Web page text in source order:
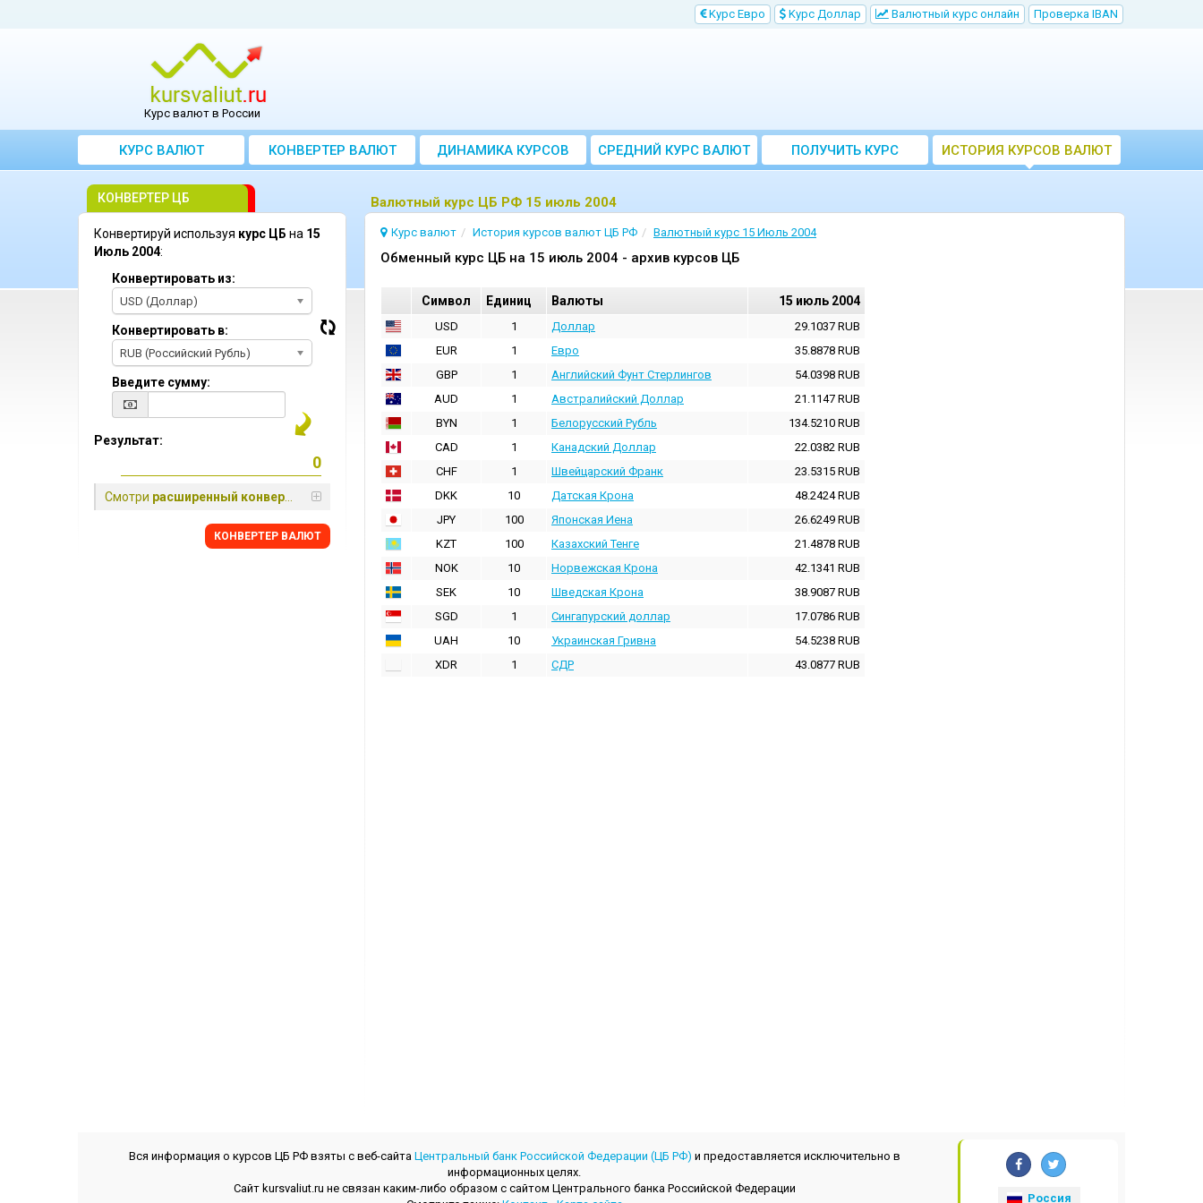
Kурс Евро Kурс Доллар Bалютный курс онлайн Проверка IBAN
Курс валют в России
КУРС ВАЛЮТ КОНВЕРТЕР ВАЛЮТ ДИНАМИКА КУРСОВ
CРЕДНИЙ КУРС ВАЛЮТ
ЗА МЕСЯЦ
ПОЛУЧИТЬ КУРС
ВАЛЮТ ЦБ
ИСТОРИЯ КУРСОВ ВАЛЮТ
ЦБ РФ
Bалютный курс ЦБ РФ 15 июль 2004
Курс валют История курсов валют ЦБ РФ Валютный курс 15 Июль 2004
Oбменный курс ЦБ на 15 июль 2004 - архив курсов ЦБ
Cимвол Единиц Валюты 15 июль 2004
USD 1 Доллар 29.1037 RUB
EUR
1 Евро 35.8878 RUB
GBP
1 Английский Фунт Стерлингов 54.0398 RUB
AUD
1 Австралийский Доллар 21.1147 RUB
BYN
1 Белорусский Рубль 134.5210 RUB
CAD
1 Канадский Доллар 22.0382 RUB
CHF
1 Швейцарский Франк 23.5315 RUB
DKK
10 Датская Крона 48.2424RUB
JPY
100 Японская Иена 26.6249 RUB
KZT
100 Казахский Тенге 21.4878 RUB
NOK
10 Норвежская Крона 42.1341 RUB
SEK
10 Шведская Крона 38.9087 RUB
SGD
1 Сингапурский доллар 17.0786 RUB
UAH
10 Украинская Гривна 54.5238 RUB
XDR
1 СДР 43.0877 RUB
КОНВЕРТЕР ЦБ
Конвертируй используя курс ЦБ на 15
Июль 2004:
Конвертировать из:
USD (Доллар)
Конвертировать в:
RUB (Российский Рубль)
Введите сумму:
Результат:
Смотри расширенный конвертер
КОНВЕРТЕР ВАЛЮТ
Вся информация о курсов ЦБ РФ взяты с веб-сайта Центральный банк Российской Федерации (ЦБ РФ) и предоставляется исключительно в
информационных целях.
Сайт kursvaliut.ru не связан каким-либо образом с сайтом Центрального банкa Российской Федерации
Россия